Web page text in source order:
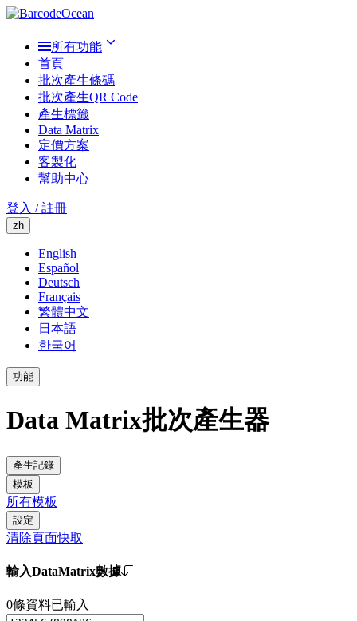
所有功能
首頁
批次產生條碼
批次產生QR Code
產生標籤
Data Matrix
定價方案
客製化
幫助中心
登入 / 註冊
zh
English
Español
Deutsch
Français
繁體中文
日本語
한국어
功能
Data Matrix批次產生器
產生記錄
模板
所有模板
設定
清除頁面快取
輸入DataMatrix數據
0條資料已輸入